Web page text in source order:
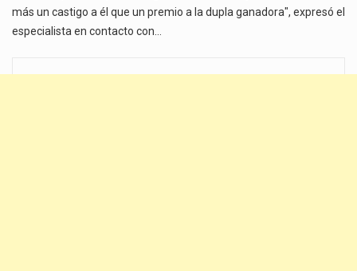
más un castigo a él que un premio a la dupla ganadora", expresó el
especialista en contacto con…